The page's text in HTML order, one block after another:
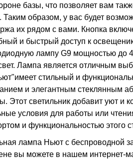
базы, что позволяет вам
образом, у вас будет
их рядом с вами. Кнопка
и быстрый доступ к
лампу G9 мощностью до
Лампа является отличным
стильный и
и элегантным стеклянным
Этот светильник добавит уют и
условия для работы или
и функциональностью этого
лампа Ньют с беспроводной
вы можете в нашем интернет-